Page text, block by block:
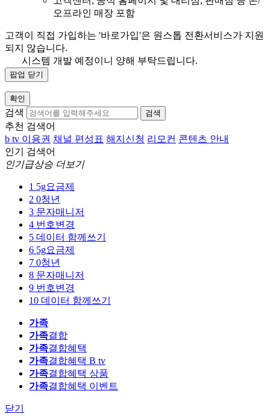
오프라인 매장 포함
고객이 직접 가입하는 '바로가입'은 원스톱 전환서비스가 지원
되지 않습니다.
시스템 개발 예정이니 양해 부탁드립니다.
팝업 닫기
확인
검색 검색
추천 검색어
b tv 이용권 채널 편성표 해지신청 리모컨 콘텐츠 안내
인기 검색어
인기급상승 더보기
1 5g요금제
2 0청년
3 문자매니저
4 번호변경
5 데이터 함께쓰기
6 5g요금제
7 0청년
8 문자매니저
9 번호변경
10 데이터 함께쓰기
가족
가족결합
가족결합혜택
가족결합혜택 B tv
가족결합혜택 상품
가족결합혜택 이벤트
닫기